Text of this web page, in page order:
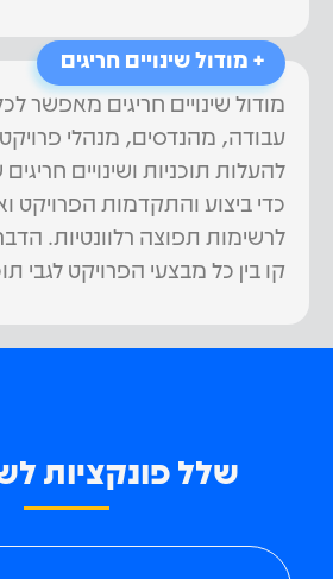
+ מודול שינויים חריגים
מודול שינויים חריגים מאפשר
עבודה, מהנדסים, מנהלי
להעלות תוכניות ושינויים
כדי ביצוע והתקדמות הפרויקט
לרשימות תפוצה רלוונטיות.
קו בין כל מבצעי הפרויקט לגבי
שלל פונקציות